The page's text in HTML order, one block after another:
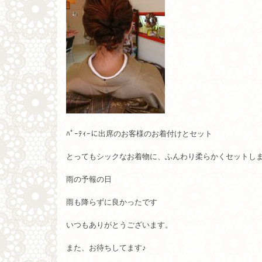
ﾊﾟｰﾃｨｰに出席のお客様のお着付けとセット
とってもシックなお着物に、ふんわり柔らかくセットし
雨の予報の日
雨も降らずに良かったです
いつもありがとうございます。
また、お待ちしてます♪